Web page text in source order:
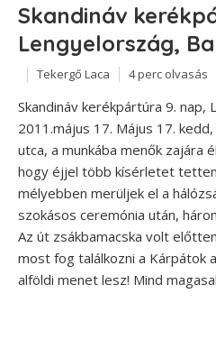
Skandináv
Lengyelország,
Tekergő Laca 4 perc olvasás
Skandináv kerékpártúra 9. nap,
2011.május 17. Május 17.
utca, a munkába menők zajára
hogy éjjel több kísérletet
mélyebben merüljek el a
szokásos ceremónia után,
Az út zsákbamacska volt
most fog találkozni a Kárpátok
alföldi menet lesz! Mind